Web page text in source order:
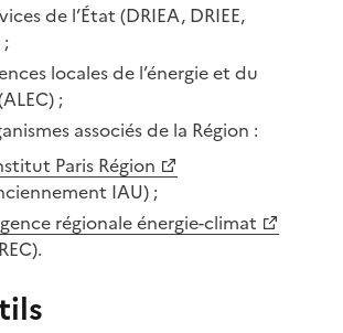
de l’État (DRIEA, DRIEE,
;
locales de l’énergie et du
;
associés de la Région :
Paris Région
IAU) ;
régionale énergie-climat